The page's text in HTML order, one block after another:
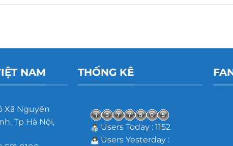
NAM
Xã Nguyên
Tp Hà Nội,
THỐNG KÊ
Users Today : 1152
Users Yesterday :